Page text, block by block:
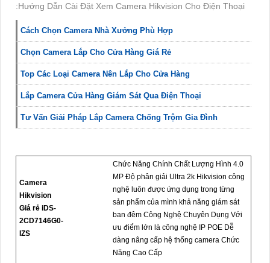
:Hướng Dẫn Cài Đặt Xem Camera Hikvision Cho Điện Thoại
Cách Chọn Camera Nhà Xưởng Phù Hợp
Chọn Camera Lắp Cho Cửa Hàng Giá Rẻ
Top Các Loại Camera Nên Lắp Cho Cửa Hàng
Lắp Camera Cửa Hàng Giám Sát Qua Điện Thoại
Tư Vấn Giải Pháp Lắp Camera Chống Trộm Gia Đình
Camera
Hikvision
Giá rẻ iDS-
2CD7146G0-
IZS
Chức Năng Chính Chất Lượng Hình 4.0
MP Độ phân giải Ultra 2k Hikvision công
nghệ luôn được ứng dụng trong từng
sản phẩm của mình khả năng giám sát
ban đêm Công Nghệ Chuyên Dụng Với
ưu điểm lớn là công nghệ IP POE Dễ
dàng nâng cấp hệ thống camera Chức
Năng Cao Cấp